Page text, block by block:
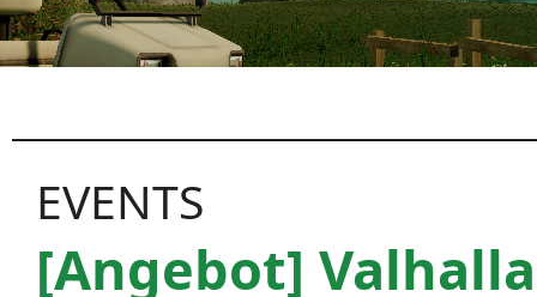
EVENTS
[Angebot]